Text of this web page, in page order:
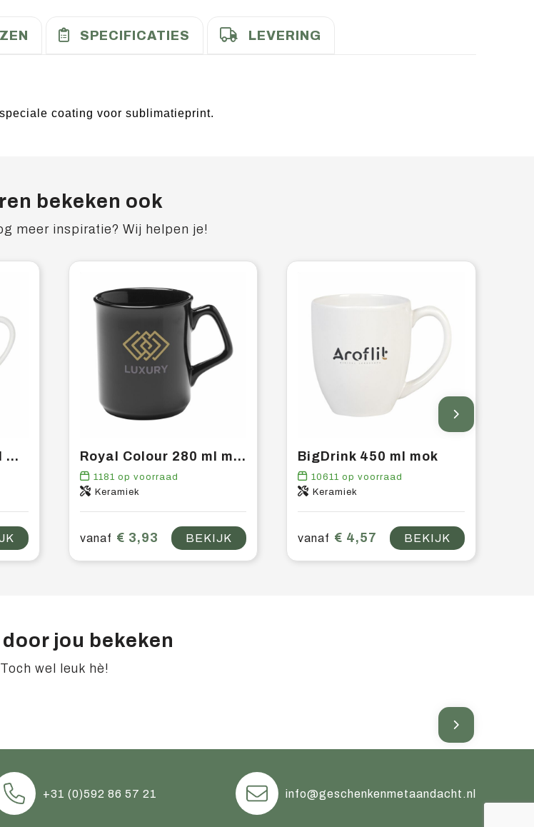
SPECIFICATIES LEVERING
coating voor sublimatieprint.
bekeken ook
meer inspiratie? Wij helpen je!
Coffee Royal 250 ml mok Royal Colour 280 ml mok
1181 op voorraad
Keramiek
vanaf € 3,93 BEKIJK
BigDrink 450 ml mok
10611 op voorraad
Keramiek
vanaf € 4,57 BEKIJK
jou bekeken
Toch wel leuk hè!
+31 (0)592 86 57 21 info@geschenkenmetaandacht.nl